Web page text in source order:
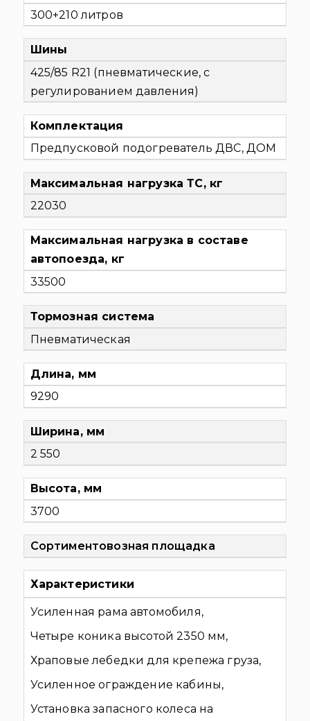
300+210 литров
Шины
425/85 R21 (пневматические, с
регулированием давления)
Комплектация
Предпусковой подогреватель ДВС, ДОМ
Максимальная нагрузка ТС, кг
22030
Максимальная нагрузка в составе
автопоезда, кг
33500
Тормозная система
Пневматическая
Длина, мм
9290
Ширина, мм
2 550
Высота, мм
3700
Сортиментовозная площадка
Характеристики
Усиленная рама автомобиля,
Четыре коника высотой 2350 мм,
Храповые лебедки для крепежа груза,
Усиленное ограждение кабины,
Установка запасного колеса на